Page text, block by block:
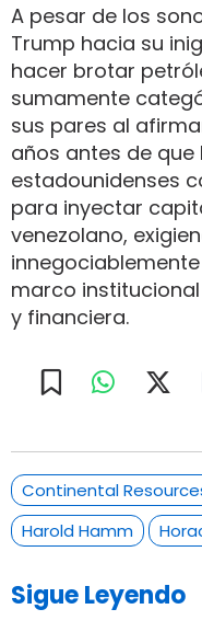
A pesar de los
Trump hacia su
hacer brotar
sumamente
sus pares al
años antes de que
estadounidenses
para inyectar
venezolano,
marco
y financiera.
Continental
Harold Hamm
Sigue Leyendo